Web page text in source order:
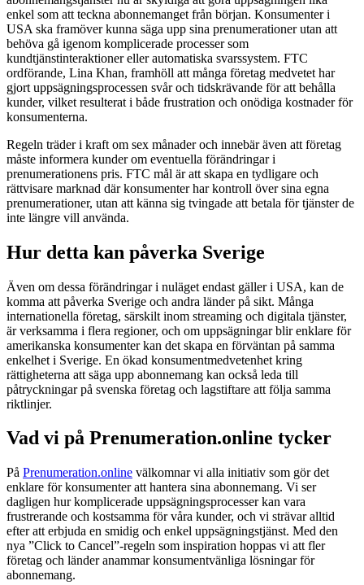
enkel som att teckna abonnemanget från början. Konsumenter i
USA ska framöver kunna säga upp sina prenumerationer utan att
behöva gå igenom komplicerade processer som
kundtjänstinteraktioner eller automatiska svarssystem. FTC
ordförande, Lina Khan, framhöll att många företag medvetet har
gjort uppsägningsprocessen svår och tidskrävande för att behålla
kunder, vilket resulterat i både frustration och onödiga kostnader för
konsumenterna.
Regeln träder i kraft om sex månader och innebär även att företag
måste informera kunder om eventuella förändringar i
prenumerationens pris. FTC mål är att skapa en tydligare och
rättvisare marknad där konsumenter har kontroll över sina egna
prenumerationer, utan att känna sig tvingade att betala för tjänster de
inte längre vill använda.
Hur detta kan påverka Sverige
Även om dessa förändringar i nuläget endast gäller i USA, kan de
komma att påverka Sverige och andra länder på sikt. Många
internationella företag, särskilt inom streaming och digitala tjänster,
är verksamma i flera regioner, och om uppsägningar blir enklare för
amerikanska konsumenter kan det skapa en förväntan på samma
enkelhet i Sverige. En ökad konsumentmedvetenhet kring
rättigheterna att säga upp abonnemang kan också leda till
påtryckningar på svenska företag och lagstiftare att följa samma
riktlinjer.
Vad vi på Prenumeration.online tycker
På Prenumeration.online välkomnar vi alla initiativ som gör det
enklare för konsumenter att hantera sina abonnemang. Vi ser
dagligen hur komplicerade uppsägningsprocesser kan vara
frustrerande och kostsamma för våra kunder, och vi strävar alltid
efter att erbjuda en smidig och enkel uppsägningstjänst. Med den
nya ”Click to Cancel”-regeln som inspiration hoppas vi att fler
företag och länder anammar konsumentvänliga lösningar för
abonnemang.